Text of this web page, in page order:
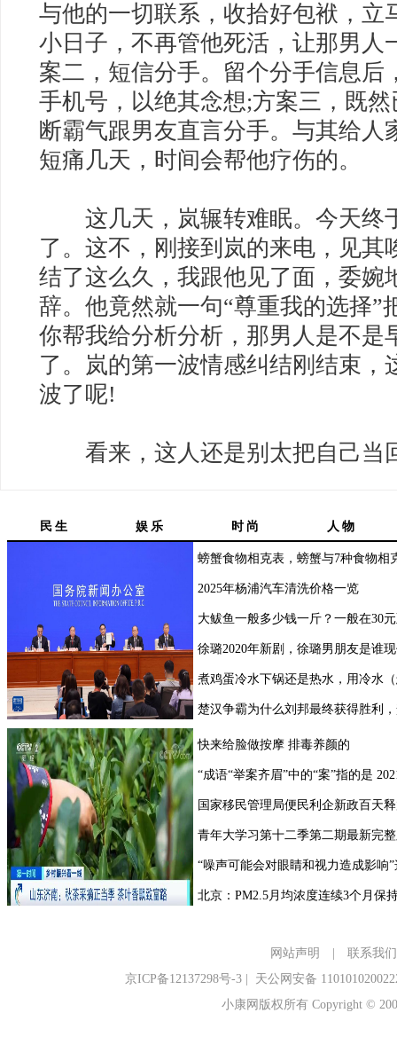
与他的一切联系，收拾好包袱，立
小日子，不再管他死活，让那男人
案二，短信分手。留个分手信息后
手机号，以绝其念想;方案三，既
断霸气跟男友直言分手。与其给人
短痛几天，时间会帮他疗伤的。
这几天，岚辗转难眠。今天终
了。这不，刚接到岚的来电，见其
结了这么久，我跟他见了面，委婉
辞。他竟然就一句“尊重我的选择”
你帮我给分析分析，那男人是不是
了。岚的第一波情感纠结刚结束，
波了呢!
看来，这人还是别太把自己当
网站声明
联系我们
京ICP备12137298号-3
天公网安备
小康网版权所有 Copyright ©